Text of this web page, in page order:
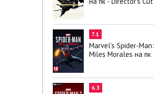
7.1
Marvel’s Spider-Man:
Miles Morales на пк
6.3